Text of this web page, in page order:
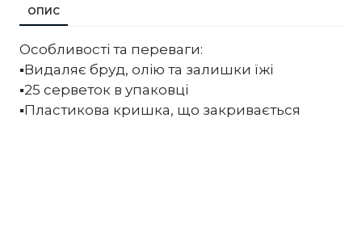
ОПИС
Особливості та переваги:
▪️Видаляє бруд, олію та залишки їжі
▪️25 серветок в упаковці
▪️Пластикова кришка, що закривається